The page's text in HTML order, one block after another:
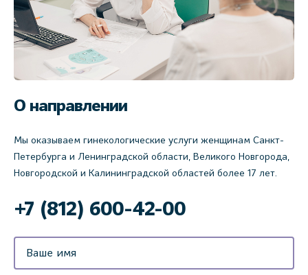
О направлении
Мы оказываем гинекологические услуги женщинам Санкт-
Петербурга и Ленинградской области, Великого Новгорода,
Новгородской и Калининградской областей более 17 лет.
‌+7 (812) 600-42-00